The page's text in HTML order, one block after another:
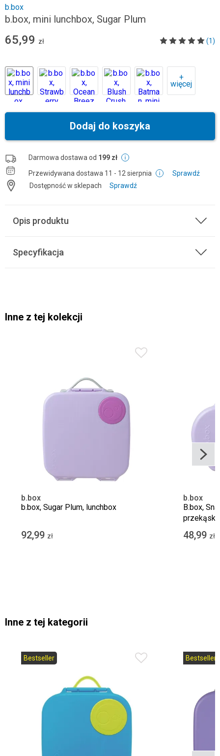
b.box
b.box, mini lunchbox, Sugar Plum
65,99 zł (1)
+
więcej
Dodaj do koszyka
Darmowa dostawa od 199 zł
Przewidywana dostawa 11 - 12 sierpnia
Sprawdź
Dostępność w sklepach
Sprawdź
Opis produktu
Specyfikacja
Inne z tej kolekcji
b.box
b.box, Sugar Plum, lunchbox
92,99 zł
b.box
B.box,
przekąski,
48,99 zł
Inne z tej kategorii
Bestseller Bestseller